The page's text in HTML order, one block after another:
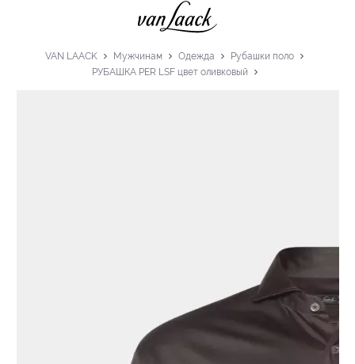
VAN LAACK Мужчинам Одежда
Рубашки поло
РУБАШКА PER LSF цвет оливковый